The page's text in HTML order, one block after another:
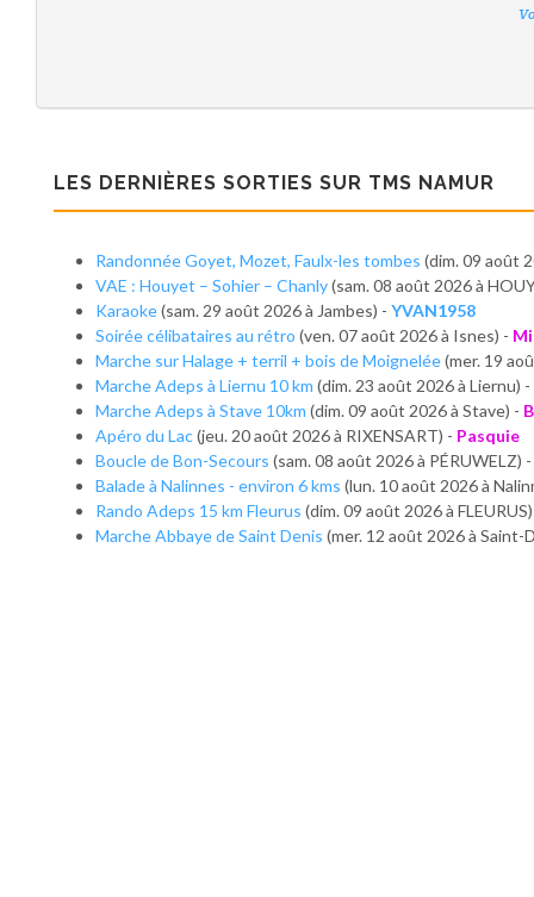
LES DERNIÈRES SORTIES SUR TMS NAMUR
Randonnée Goyet, Mozet, Faulx-les tombes (dim. 09 août
VAE : Houyet – Sohier – Chanly(sam. 08 août 2026 à
Karaoke(sam. 29 août 2026 à Jambes) - YVAN1958
Soirée célibataires au rétro (ven. 07 août 2026 à Isnes) -
Marche sur Halage + terril + bois de Moignelée(mer. 19
Marche Adeps à Liernu 10 km (dim. 23 août 2026 à Liernu) -
Marche Adeps à Stave 10km (dim. 09 août 2026 à Stave) -
Apéro du Lac(jeu. 20 août 2026 à RIXENSART) - Pasquie
Boucle de Bon-Secours (sam. 08 août 2026 à PÉRUWELZ) -
Balade à Nalinnes - environ 6 kms (lun. 10 août 2026 à
Rando Adeps 15 km Fleurus (dim. 09 août 2026 à
Marche Abbaye de Saint Denis (mer. 12 août 2026 à Saint-